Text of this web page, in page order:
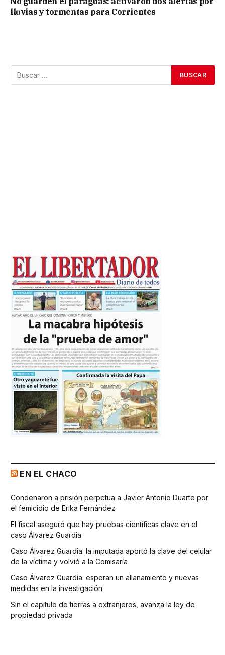
lluvias y tormentas para Corrientes
EN EL CHACO
Condenaron a prisión perpetua a Javier Antonio Duarte por
el femicidio de Erika Fernández
El fiscal aseguró que hay pruebas científicas clave en el
caso Álvarez Guardia
Caso Álvarez Guardia: la imputada aportó la clave del celular
de la víctima y volvió a la Comisaría
Caso Álvarez Guardia: esperan un allanamiento y nuevas
medidas en la investigación
Sin el capítulo de tierras a extranjeros, avanza la ley de
propiedad privada